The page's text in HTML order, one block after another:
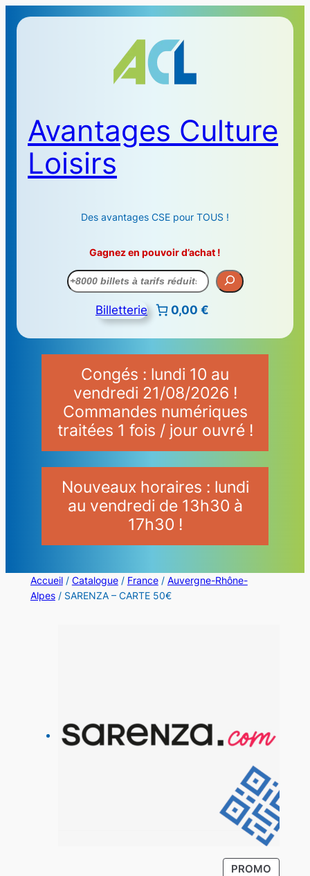
Avantages Culture
Loisirs
Des avantages CSE pour TOUS !
Gagnez en pouvoir d’achat !
Recherche
Billetterie 0,00 €
Congés : lundi 10 au
vendredi 21/08/2026 !
Commandes numériques
traitées 1 fois / jour ouvré !
Nouveaux horaires : lundi
au vendredi de 13h30 à
17h30 !
Accueil/ Catalogue/ France/ Auvergne-Rhône-
Alpes/ SARENZA – CARTE 50€
PROMO